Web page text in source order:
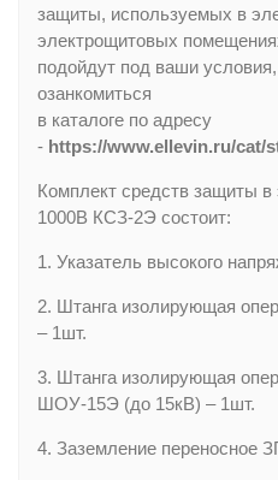
защиты, используемых в
электрощитовых
подойдут под ваши
озанкомиться
в каталоге по адресу
- https://www.ellevin.ru/cat/
Комплект средств защиты
1000В КСЗ-2Э состоит:
1. Указатель высокого
2. Штанга изолирующая
– 1шт.
3. Штанга изолирующая
ШОУ-15Э (до 15кВ) – 1шт.
4. Заземление переносное